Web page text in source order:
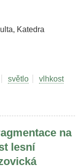
Katedra
světlo
vlhkost
na
lesní